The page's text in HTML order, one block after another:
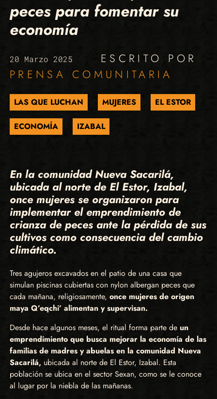
peces para fomentar su
economía
20 Marzo 2025
ESCRITO POR
PRENSA COMUNITARIA
LAS QUE LUCHAN MUJERES EL ESTOR
ECONOMÍA IZABAL
En la comunidad Nueva Sacarilá,
ubicada al norte de El Estor, Izabal,
once mujeres se organizaron para
implementar el emprendimiento de
crianza de peces ante la pérdida de sus
cultivos como consecuencia del cambio
climático.
Tres agujeros excavados en el patio de una casa que
simulan piscinas cubiertas con nylon albergan peces que
cada mañana, religiosamente, once mujeres de origen
maya Q’eqchi’ alimentan y supervisan.
Desde hace algunos meses, el ritual forma parte de un
emprendimiento que busca mejorar la economía de las
familias de madres y abuelas en la comunidad Nueva
Sacarilá, ubicada al norte de El Estor, Izabal. Esta
población se ubica en el sector Sexan, como se le conoce
al lugar por la niebla de las mañanas.